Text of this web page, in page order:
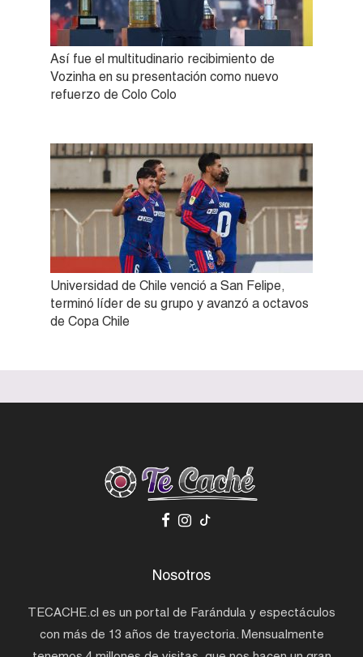
Así fue el multitudinario recibimiento de
Vozinha en su presentación como nuevo
refuerzo de Colo Colo
Universidad de Chile venció a San Felipe,
terminó líder de su grupo y avanzó a octavos
de Copa Chile
Nosotros
TECACHE.cl es un portal de Farándula y espectáculos
con más de 13 años de trayectoria. Mensualmente